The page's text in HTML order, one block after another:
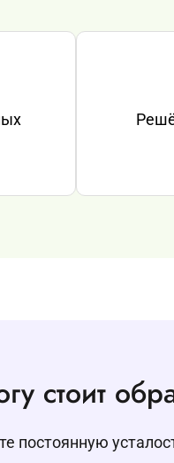
стоит
постоянную